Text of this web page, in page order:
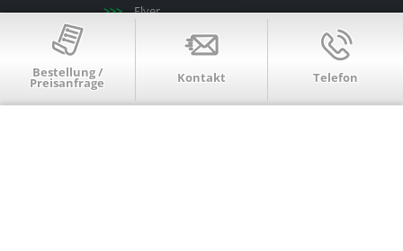
Flyer
Folienschnitte
Kleidung
Bestellung /
Preisanfrage Kontakt Telefon